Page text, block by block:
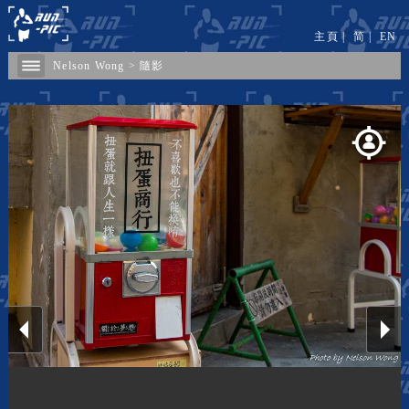
Nelson Wong > 隨影
主頁 | 简| EN